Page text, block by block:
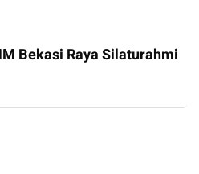
Bekasi Raya Silaturahmi